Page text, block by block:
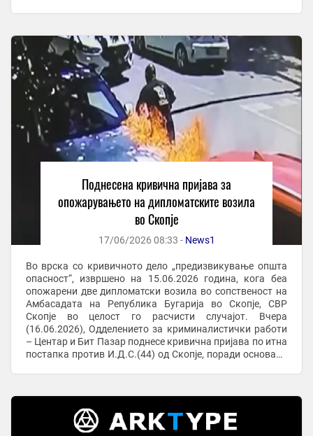
Поднесена кривична пријава за
опожарувањето на дипломатските возила
во Скопје
17/06/2026 08:33 - News1
Во врска со кривичното дело „предизвикување општа
опасност“, извршено на 15.06.2026 година, кога беа
опожарени две дипломатски возила во сопственост на
Амбасадата на Република Бугарија во Скопје, СВР
Скопје во целост го расчисти случајот. Вчера
(16.06.2026), Одделението за криминалистички работи
– Центар и Бит Пазар поднесе кривична пријава по итна
постапка против И.Д.С.(44) од Скопје, поради основано